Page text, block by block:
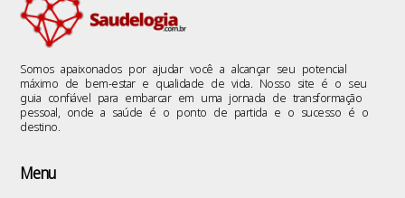
Somos apaixonados por ajudar você a alcançar seu potencial
máximo de bem-estar e qualidade de vida. Nosso site é o seu
guia confiável para embarcar em uma jornada de transformação
pessoal, onde a saúde é o ponto de partida e o sucesso é o
destino.
Menu